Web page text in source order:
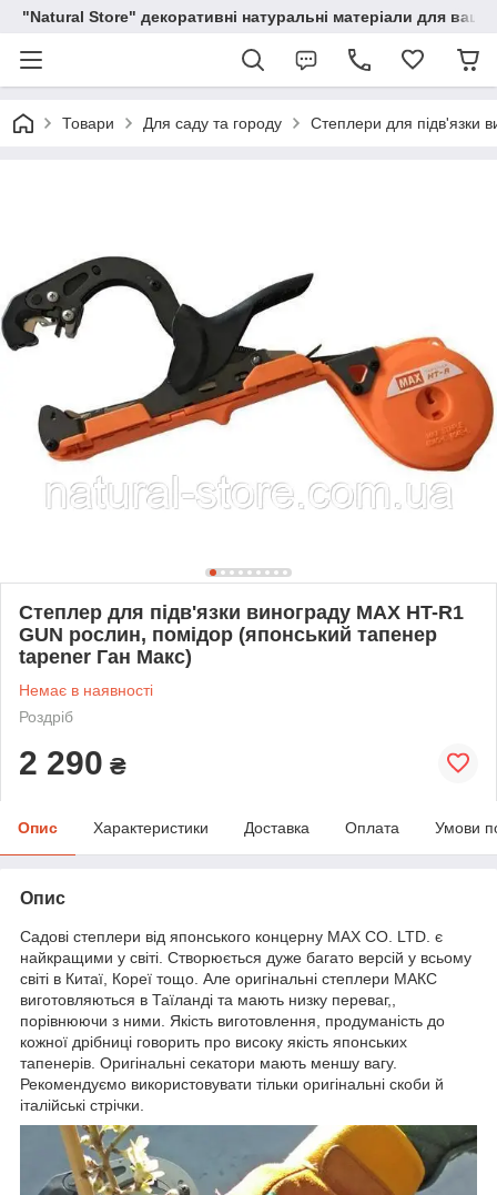
"Natural Store" декоративні натуральні матеріали для
Товари Для саду та городу Степлери для підв'язки
Степлер для підв'язки винограду MAX HT-R1
GUN рослин, помідор (японський тапенер
tapener Ган Макс)
Немає в наявності
Роздріб
2 290 ₴
Опис Характеристики Доставка Оплата Умови
Опис
Садові степлери від японського концерну MAX CO. LTD. є
найкращими у світі. Створюється дуже багато версій у всьому
світі в Китаї, Кореї тощо. Але оригінальні степлери МАКС
виготовляються в Таїланді та мають низку переваг,,
порівнюючи з ними. Якість виготовлення, продуманість до
кожної дрібниці говорить про високу якість японських
тапенерів. Оригінальні секатори мають меншу вагу.
Рекомендуємо використовувати тільки оригінальні скоби й
італійські стрічки.